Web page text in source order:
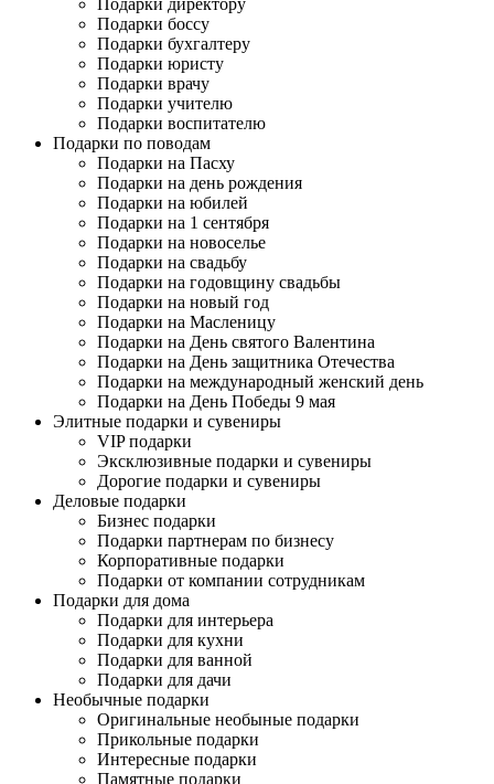
Подарки директору
Подарки боссу
Подарки бухгалтеру
Подарки юристу
Подарки врачу
Подарки учителю
Подарки воспитателю
Подарки по поводам
Подарки на Пасху
Подарки на день рождения
Подарки на юбилей
Подарки на 1 сентября
Подарки на новоселье
Подарки на свадьбу
Подарки на годовщину свадьбы
Подарки на новый год
Подарки на Масленицу
Подарки на День святого Валентина
Подарки на День защитника Отечества
Подарки на международный женский день
Подарки на День Победы 9 мая
Элитные подарки и сувениры
VIP подарки
Эксклюзивные подарки и сувениры
Дорогие подарки и сувениры
Деловые подарки
Бизнес подарки
Подарки партнерам по бизнесу
Корпоративные подарки
Подарки от компании сотрудникам
Подарки для дома
Подарки для интерьера
Подарки для кухни
Подарки для ванной
Подарки для дачи
Необычные подарки
Оригинальные необыные подарки
Прикольные подарки
Интересные подарки
Памятные подарки